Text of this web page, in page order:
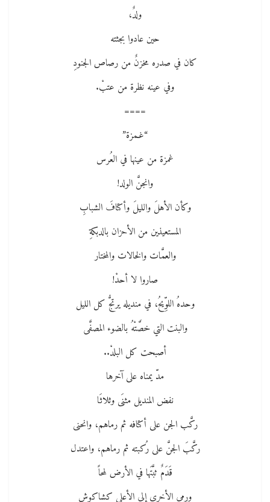
ولدٌ،
حين عادوا بجثته
كان في صدره مخزنٌ من رصاص الجنودِ
وفي عينه نظرة من عتبْ.
====
“غـمزة”
غمزة من عينها في العُرس
وانجنَّ الولد!
وكأن الأهلَ والليلَ وأكتافَ الشبابِ
المستعيذين من الأحزان بالدبكةِ
والعمَّات والخالات والمختار
صاروا لا أحدْ!
وحدهُ اللوِّيحُ، في منديله يرتجُّ كل الليل
والبنت التي خصَّتْهُ بالضوء المصفَّى
أصبحت كل البلدْ..
مدّ يمناه على آخرها
نفض المنديل مثنَى وثلاثَا
ركَّب الجن على أكتافه ثم رماهم، وانحنى
ركَّبَ الجنَّ على رُكبته ثم رماهم، واعتدل
قَدَمٌ ثبَّتَها في الأرض لمحاً
ورمى الأخرى إلى الأعلى كشاكوش